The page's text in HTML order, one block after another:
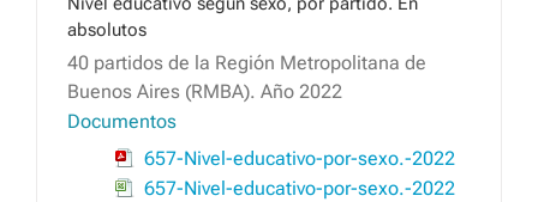
absolutos
40 partidos de la Región Metropolitana de
Buenos Aires (RMBA). Año 2022
Documentos
657-Nivel-educativo-por-sexo.-2022
657-Nivel-educativo-por-sexo.-2022